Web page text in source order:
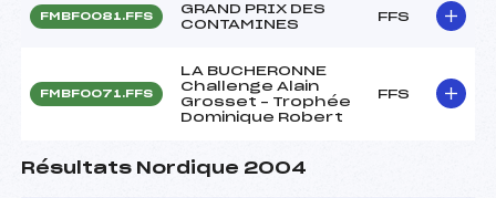
FMBF0081.FFS
GRAND PRIX DES
CONTAMINES
FFS
FMBF0071.FFS
LA BUCHERONNE
Challenge Alain
Grosset – Trophée
Dominique Robert
FFS
Résultats Nordique 2004